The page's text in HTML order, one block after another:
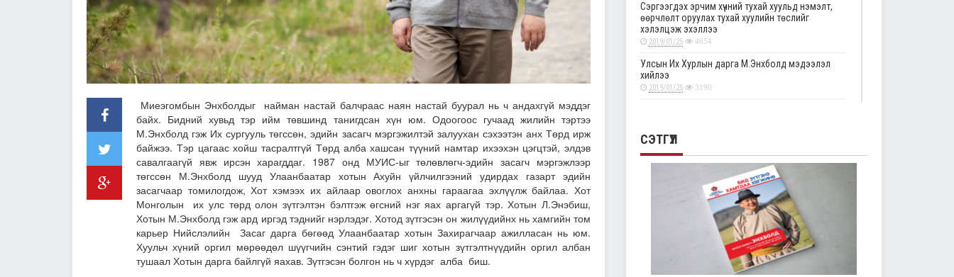
Миеэгомбын Энхболдыг найман настай балчраас наян настай буурал нь ч андахгүй мэддэг
байх. Бидний хувьд тэр ийм төвшинд танигдсан хүн юм. Одоогоос гучаад жилийн тэртээ
М.Энхболд гэж Их сургууль төгссөн, эдийн засагч мэргэжилтэй залуухан сэхээтэн анх Төрд ирж
байжээ. Тэр цагаас хойш тасралтгүй Төрд алба хашсан түүний намтар ихээхэн цэгцтэй, элдэв
савалгаагүй явж ирсэн харагддаг. 1987 онд МУИС-ыг төлөвлөгч-эдийн засагч мэргэжлээр
төгссөн М.Энхболд шууд Улаанбаатар хотын Ахуйн үйлчилгээний удирдах газарт эдийн
засагчаар томилогдож, Хот хэмээх их айлаар овоглох анхны гараагаа эхлүүлж байлаа. Хот
Монголын их улс төрд олон зүтгэлтэн бэлтгэж өгсний нэг яах аргагүй тэр. Хотын Л.Энэбиш,
Хотын М.Энхболд гэж ард иргэд тэднийг нэрлэдэг. Хотод зүтгэсэн он жилүүдийнх нь хамгийн том
карьер Нийслэлийн Засаг дарга бөгөөд Улаанбаатар хотын Захирагчаар ажилласан нь юм.
Хуульч хүний оргил мөрөөдөл шүүгчийн сэнтий гэдэг шиг хотын зүтгэлтнүүдийн оргил албан
тушаал Хотын дарга байлгүй яахав. Зүтгэсэн болгон нь ч хүрдэг алба биш.
Сэргээгдэх эрчим хүчний тухай хуульд нэмэлт,
өөрчлөлт оруулах тухай хуулийн төслийг
хэлэлцэж эхэллээ
2019/01/25 4654
Улсын Их Хурлын дарга М.Энхболд мэдээлэл
хийлээ
2019/01/25 3190
хэлэлцүүлгийг дэмжлээ
2019/01/25
Улсын Их Хурлын тогтоолын төслүүдийг эцсийн
хэлэлцүүлэгт шилжүүлэв
2332
УИХ-ын дарга М.Энхболдын гаргасан зарчмын
зөрүүтэй санал гишүүдийн 72.7 хувийн дэмжлэг
Улсын Их Хурал - Энэ долоо хоногт /2019.01.14-
СЭТГҮҮЛ